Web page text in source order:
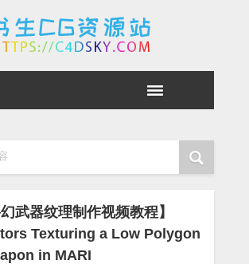
武器纹理制作视频教程】
Texturing a Low Polygon
in MARI